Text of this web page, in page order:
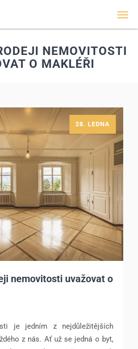
NEMOVITOSTI
O MAKLÉŘI
nemovitosti uvažovat o
28. LEDNA
je jedním z nejdůležitějších
z nás. Ať už se jedná o byt,